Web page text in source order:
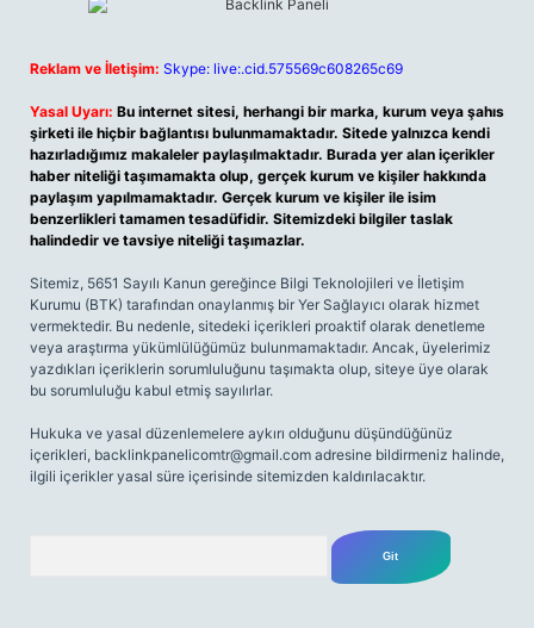
Reklam ve İletişim: Skype: live:.cid.575569c608265c69
Yasal Uyarı: Bu internet sitesi, herhangi bir marka, kurum veya şahıs
şirketi ile hiçbir bağlantısı bulunmamaktadır. Sitede yalnızca kendi
hazırladığımız makaleler paylaşılmaktadır. Burada yer alan içerikler
haber niteliği taşımamakta olup, gerçek kurum ve kişiler hakkında
paylaşım yapılmamaktadır. Gerçek kurum ve kişiler ile isim
benzerlikleri tamamen tesadüfidir. Sitemizdeki bilgiler taslak
halindedir ve tavsiye niteliği taşımazlar.
Sitemiz, 5651 Sayılı Kanun gereğince Bilgi Teknolojileri ve İletişim
Kurumu (BTK) tarafından onaylanmış bir Yer Sağlayıcı olarak hizmet
vermektedir. Bu nedenle, sitedeki içerikleri proaktif olarak denetleme
veya araştırma yükümlülüğümüz bulunmamaktadır. Ancak, üyelerimiz
yazdıkları içeriklerin sorumluluğunu taşımakta olup, siteye üye olarak
bu sorumluluğu kabul etmiş sayılırlar.
Hukuka ve yasal düzenlemelere aykırı olduğunu düşündüğünüz
içerikleri, backlinkpanelicomtr@gmail.com adresine bildirmeniz halinde,
ilgili içerikler yasal süre içerisinde sitemizden kaldırılacaktır.